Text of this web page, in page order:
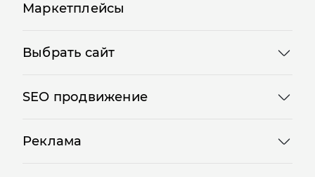
Маркетплейсы
Выбрать сайт
SEO продвижение
Реклама